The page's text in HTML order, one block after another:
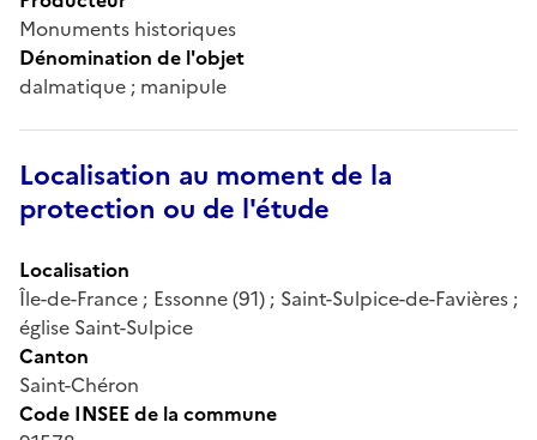
Monuments historiques
Dénomination de l'objet
dalmatique ; manipule
Localisation au moment de la
protection ou de l'étude
Localisation
Île-de-France ; Essonne (91) ; Saint-Sulpice-de-Favières ;
église Saint-Sulpice
Canton
Saint-Chéron
Code INSEE de la commune